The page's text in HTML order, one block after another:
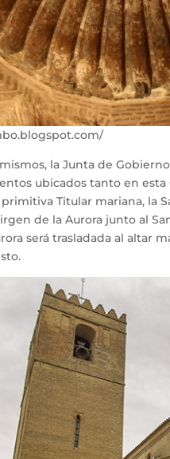
la Junta de
ubicados tanto en
Titular mariana, la
de la Aurora junto al
será trasladada al altar